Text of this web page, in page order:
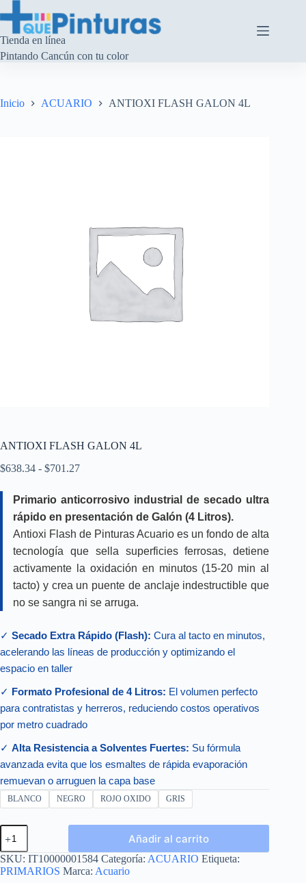
al
contenido
Tienda en línea
Pintando Cancún con tu color
Inicio ACUARIO ANTIOXI FLASH GALON 4L
ANTIOXI FLASH GALON 4L
$638.34 - $701.27Rango
desde
$638.34
hasta
$701.27
Primario anticorrosivo industrial de secado ultra
rápido en presentación de Galón (4 Litros).
Antioxi Flash de Pinturas Acuario es un fondo de alta
tecnología que sella superficies ferrosas, detiene
activamente la oxidación en minutos (15-20 min al
tacto) y crea un puente de anclaje indestructible que
no se sangra ni se arruga.
✓ Secado Extra Rápido (Flash): Cura al tacto en minutos,
acelerando las líneas de producción y optimizando el
espacio en taller
✓ Formato Profesional de 4 Litros: El volumen perfecto
para contratistas y herreros, reduciendo costos operativos
por metro cuadrado
✓ Alta Resistencia a Solventes Fuertes: Su fórmula
avanzada evita que los esmaltes de rápida evaporación
remuevan o arruguen la capa base
BLANCO NEGRO ROJO OXIDO GRIS
ANTIOXI
FLASH
GALON
4L
cantidad
Añadir al carrito
SKU: IT10000001584 Categoría: ACUARIO Etiqueta:
PRIMARIOS Marca: Acuario